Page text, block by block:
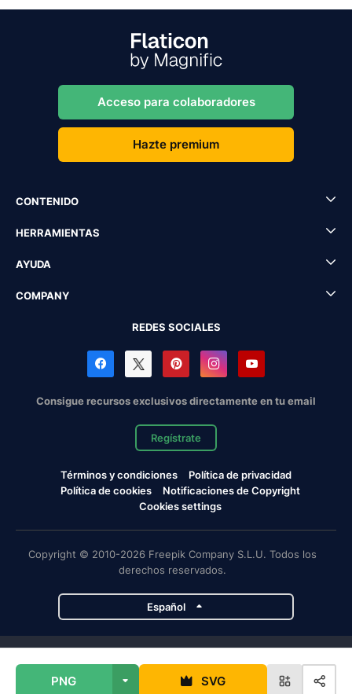
PNG SVG
Acceso para colaboradores
Hazte premium
CONTENIDO
HERRAMIENTAS
AYUDA
COMPANY
REDES SOCIALES
Consigue recursos exclusivos directamente en tu email
Regístrate
Términos y condiciones
Política de privacidad
Política de cookies
Notificaciones de Copyright
Cookies settings
Copyright © 2010-2026 Freepik Company S.L.U. Todos los
derechos reservados.
Español